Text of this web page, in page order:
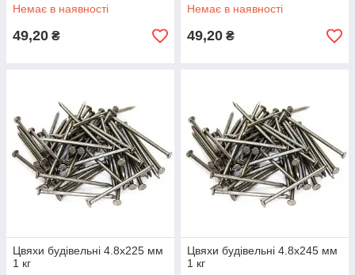
Немає в наявності
49,20 ₴
Немає в наявності
49,20 ₴
Цвяхи будівельні 4.8х225 мм
1 кг
Цвяхи будівельні 4.8х245 мм
1 кг